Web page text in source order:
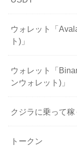
ウォレット「
ト)」
ウォレット「
ンウォレット)」
クジラに乗って
トークン